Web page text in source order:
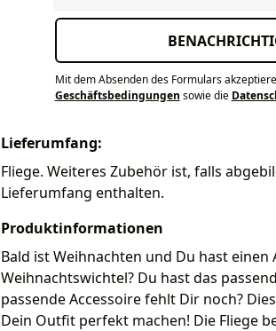
Mit dem Absenden des Formulars
Geschäftsbedingungen sowie die
Lieferumfang:
Fliege. Weiteres Zubehör ist, falls
Lieferumfang enthalten.
Produktinformationen
Bald ist Weihnachten und Du hast einen
Weihnachtswichtel? Du hast das
passende Accessoire fehlt Dir noch?
Dein Outfit perfekt machen! Die Fliege